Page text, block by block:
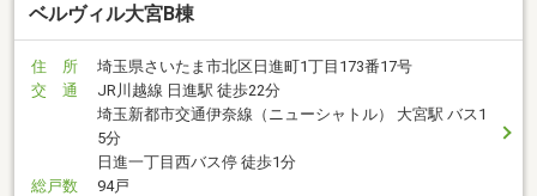
ベルヴィル大宮B棟
住 所
埼玉県さいたま市北区日進町1丁目173番17号
交 通
JR川越線 日進駅 徒歩22分
埼玉新都市交通伊奈線（ニューシャトル） 大宮駅 バス1
5分
日進一丁目西バス停 徒歩1分
総戸数
94戸